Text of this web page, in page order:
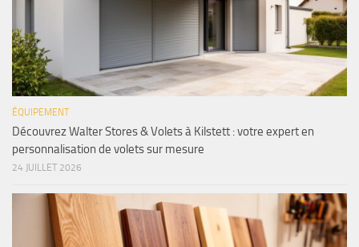
ÉQUIPEMENT
Découvrez Walter Stores & Volets à Kilstett : votre expert en
personnalisation de volets sur mesure
24 JUILLET 2026